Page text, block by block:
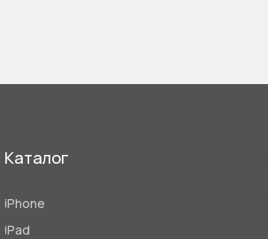
iPhone
iPad
Каталог